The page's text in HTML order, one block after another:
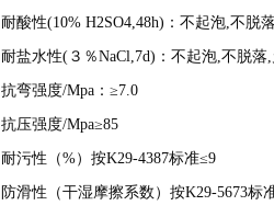
耐酸性(10% H2SO4,48h)：不起泡,不脱
耐盐水性(３％NaCl,7d)：不起泡,不脱落
抗弯强度/Mpa：≥7.0
抗压强度/Mpa≥85
耐污性（%）按K29-4387标准≤9
防滑性（干湿摩擦系数）按K29-5673标